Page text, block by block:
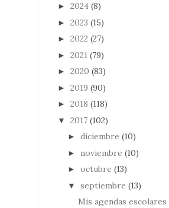
► 2024 (8)
► 2023 (15)
► 2022 (27)
► 2021 (79)
► 2020 (83)
► 2019 (90)
► 2018 (118)
▼ 2017 (102)
► diciembre (10)
► noviembre (10)
► octubre (13)
▼ septiembre (13)
Mis agendas